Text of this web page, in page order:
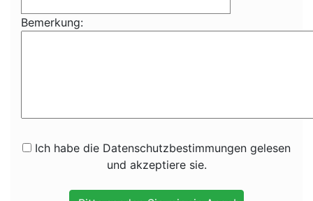
Bemerkung:
Ich habe die Datenschutzbestimmungen gelesen
und akzeptiere sie.